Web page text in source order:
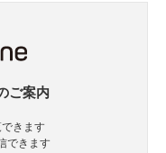
ご案内
きます
できます